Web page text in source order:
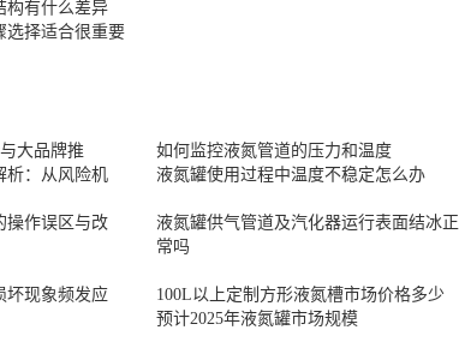
构有什么差异
选择适合很重要
大品牌推 如何监控液氮管道的压力和温度
析：从风险机
液氮罐使用过程中温度不稳定怎么办
操作误区与改
液氮罐供气管道及汽化器运行表面结冰正
常吗
坏现象频发应
100L以上定制方形液氮槽市场价格多少
预计2025年液氮罐市场规模